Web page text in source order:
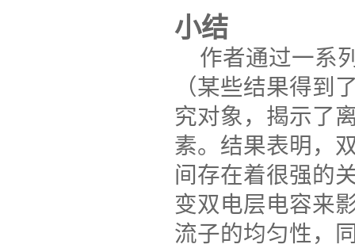
小结
作者通过一系
（某些结果得到
究对象，揭示了
素。结果表明，
间存在着很强的
变双电层电容来
流子的均匀性，